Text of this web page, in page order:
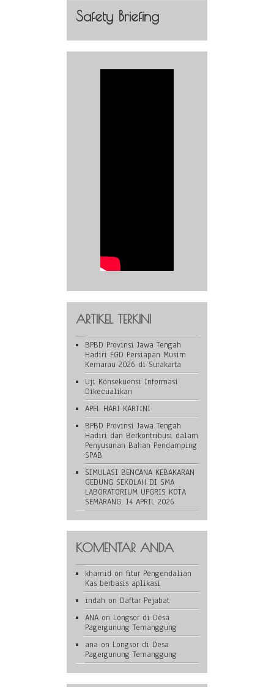
Safety Briefing
ARTIKEL TERKINI
BPBD Provinsi Jawa Tengah
Hadiri FGD Persiapan Musim
Kemarau 2026 di Surakarta
Uji Konsekuensi Informasi
Dikecualikan
APEL HARI KARTINI
BPBD Provinsi Jawa Tengah
Hadiri dan Berkontribusi dalam
Penyusunan Bahan Pendamping
SPAB
SIMULASI BENCANA KEBAKARAN
GEDUNG SEKOLAH DI SMA
LABORATORIUM UPGRIS KOTA
SEMARANG, 14 APRIL 2026
KOMENTAR ANDA
khamid on fitur Pengendalian
Kas berbasis aplikasi
indah on Daftar Pejabat
ANA on Longsor di Desa
Pagergunung Temanggung
ana on Longsor di Desa
Pagergunung Temanggung